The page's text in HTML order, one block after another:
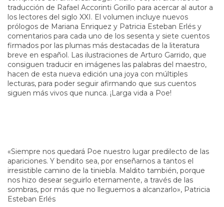
traducción de Rafael Accorinti Gorillo para acercar al autor a
los lectores del siglo XXI. El volumen incluye nuevos
prólogos de Mariana Enriquez y Patricia Esteban Erlés y
comentarios para cada uno de los sesenta y siete cuentos
firmados por las plumas más destacadas de la literatura
breve en español. Las ilustraciones de Arturo Garrido, que
consiguen traducir en imágenes las palabras del maestro,
hacen de esta nueva edición una joya con múltiples
lecturas, para poder seguir afirmando que sus cuentos
siguen más vivos que nunca. ¡Larga vida a Poe!
«Siempre nos quedará Poe nuestro lugar predilecto de las
apariciones. Y bendito sea, por enseñarnos a tantos el
irresistible camino de la tiniebla. Maldito también, porque
nos hizo desear seguirlo eternamente, a través de las
sombras, por más que no lleguemos a alcanzarlo», Patricia
Esteban Erlés